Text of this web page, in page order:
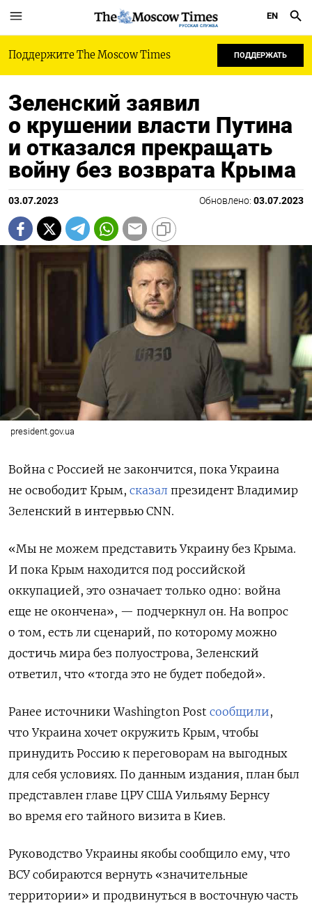
РУССКАЯ СЛУЖБА
EN
Поддержите The Moscow Times ПОДДЕРЖАТЬ
Зеленский заявил
о крушении власти Путина
и отказался прекращать
войну без возврата Крыма
03.07.2023 Обновлено: 03.07.2023
president.gov.ua
Война с Россией не закончится, пока Украина
не освободит Крым, сказал президент Владимир
Зеленский в интервью CNN.
«Мы не можем представить Украину без Крыма.
И пока Крым находится под российской
оккупацией, это означает только одно: война
еще не окончена», — подчеркнул он. На вопрос
о том, есть ли сценарий, по которому можно
достичь мира без полуострова, Зеленский
ответил, что «тогда это не будет победой».
Ранее источникиWashington Post сообщили,
что Украина хочет окружить Крым, чтобы
принудить Россию к переговорам на выгодных
для себя условиях. По данным издания, план был
представлен главе ЦРУ США Уильяму Бернсу
во время его тайного визита в Киев.
Руководство Украины якобы сообщило ему, что
ВСУсобираются вернуть «значительные
территории» и продвинуться в восточную часть